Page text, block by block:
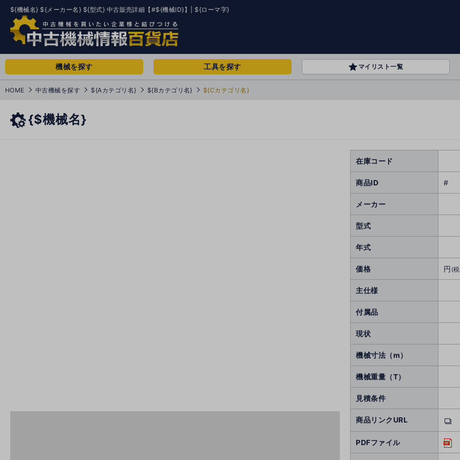
${機械名} ${メーカー名} ${型式} 中古販売詳細【#${機械ID}】| ${ローマ字}
機械を探す 工具を探す マイリスト一覧
HOME 中古機械を探す ${Aカテゴリ名} ${Bカテゴリ名} ${Cカテゴリ名}
{$機械名}
在庫コード
商品ID #
メーカー
型式
年式
価格 円 (
主仕様
付属品
現状
機械寸法（m）
機械重量（T）
見積条件
商品リンクURL
PDFファイル